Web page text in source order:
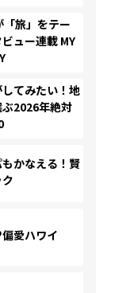
旅」をテー
ュー連載 MY
てみたい！地
2026年絶対
かなえる！賢
愛ハワイ